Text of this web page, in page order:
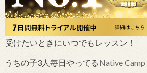
受けたいときにいつでもレッスン！
うちの子3人毎日やってるNative Camp